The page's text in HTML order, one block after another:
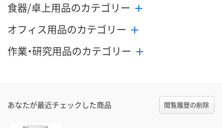
食器/卓上用品のカテゴリー
オフィス用品のカテゴリー
作業・研究用品のカテゴリー
あなたが最近チェックした商品 閲覧履歴の削除